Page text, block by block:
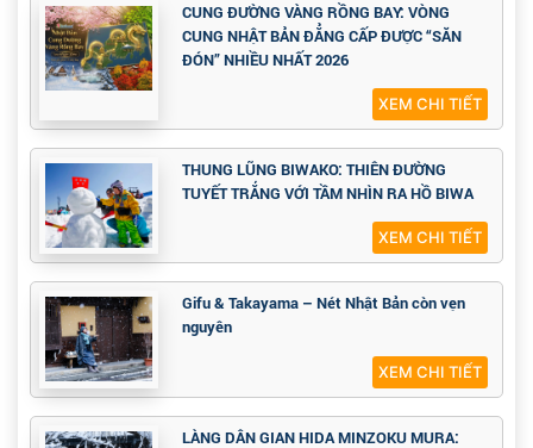
CUNG ĐƯỜNG VÀNG RỒNG BAY: VÒNG
CUNG NHẬT BẢN ĐẲNG CẤP ĐƯỢC “SĂN
ĐÓN” NHIỀU NHẤT 2026
XEM CHI TIẾT
THUNG LŨNG BIWAKO: THIÊN ĐƯỜNG
TUYẾT TRẮNG VỚI TẦM NHÌN RA HỒ BIWA
XEM CHI TIẾT
Gifu & Takayama – Nét Nhật Bản còn vẹn
nguyên
XEM CHI TIẾT
LÀNG DÂN GIAN HIDA MINZOKU MURA: